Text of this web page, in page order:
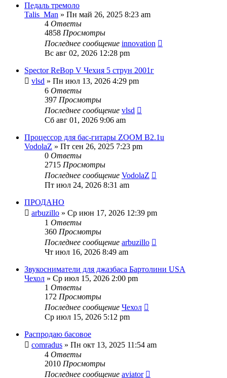
Педаль тремоло
Talis_Man » Пн май 26, 2025 8:23 am
4 Ответы
4858 Просмотры
Последнее сообщение innovation
Вс авг 02, 2026 12:28 pm
Spector ReBop V Чехия 5 струн 2001г
vlsd » Пн июл 13, 2026 4:29 pm
6 Ответы
397 Просмотры
Последнее сообщение vlsd
Сб авг 01, 2026 9:06 am
Процессор для бас-гитары ZOOM B2.1u
VodolaZ » Пт сен 26, 2025 7:23 pm
0 Ответы
2715 Просмотры
Последнее сообщение VodolaZ
Пт июл 24, 2026 8:31 am
ПРОДАНО
arbuzillo » Ср июн 17, 2026 12:39 pm
1 Ответы
360 Просмотры
Последнее сообщение arbuzillo
Чт июл 16, 2026 8:49 am
Звукосниматели для джазбаса Бартолини USA
Чехол » Ср июл 15, 2026 2:00 pm
1 Ответы
172 Просмотры
Последнее сообщение Чехол
Ср июл 15, 2026 5:12 pm
Распродаю басовое
comradus » Пн окт 13, 2025 11:54 am
4 Ответы
2010 Просмотры
Последнее сообщение aviator